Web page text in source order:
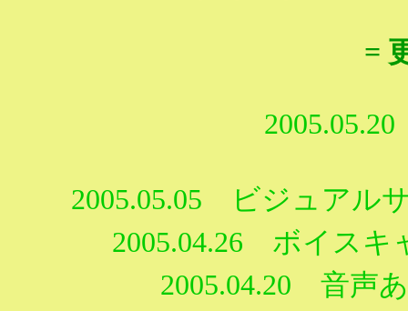
=
2005.05.05 ビジュアル
2005.04.26 ボイスキ
2005.04.20 音声